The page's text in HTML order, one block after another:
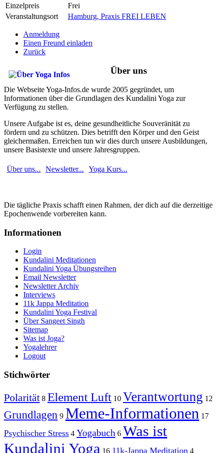
Einzelpreis
Frei
Veranstaltungsort
Hamburg, Praxis FREI LEBEN
Anmeldung
Einen Freund einladen
Zurück
Über uns
Die Webseite Yoga-Infos.de wurde 2005 gegründet, um
Informationen über die Grundlagen des Kundalini Yoga zur
Verfügung zu stellen.
Unsere Aufgabe ist es, deine gesundheitliche Souveränität zu
fördern und zu schützen. Dies betrifft den Körper und den Geist
gleichermaßen. Erreichen tun wir dies durch unsere Ausbildungen,
unsere Basistexte und unsere Jahresgruppen.
Über uns... Newsletter... Yoga Kurs...
Die tägliche Praxis schafft einen Rahmen, der dich auf die derzeitige
Epochenwende vorbereiten kann.
Informationen
Login
Kundalini Meditationen
Kundalini Yoga Übungsreihen
Email Newsletter
Newsletter Archiv
Interviews
11k Jappa Meditation
Kundalini Yoga Festival
Über Sangeet Singh
Sitemap
Was ist Joga?
Yogalehrer
Logout
Stichwörter
Polarität 8 Element Luft 10 Verantwortung 12
Grundlagen 9 Meme-Informationen 17
Psychischer Stress 4 Yogabuch 6 Was ist
Kundalini Yoga 16 11k-Jappa Meditation 4